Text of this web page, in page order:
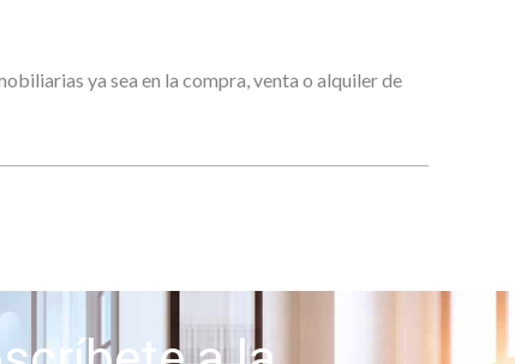
ya sea en la compra, venta o alquiler de